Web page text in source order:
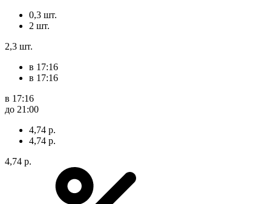
0,3 шт.
2 шт.
2,3 шт.
в 17:16
в 17:16
в 17:16
до 21:00
4,74 р.
4,74 р.
4,74 р.